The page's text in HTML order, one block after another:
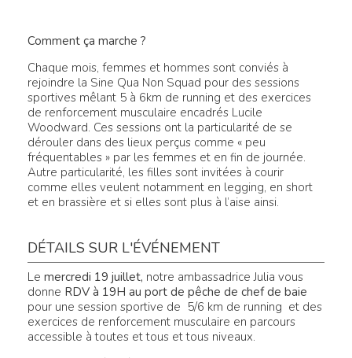
Comment ça marche ?
Chaque mois, femmes et hommes sont conviés à
rejoindre la Sine Qua Non Squad pour des sessions
sportives mêlant 5 à 6km de running et des exercices
de renforcement musculaire encadrés Lucile
Woodward. Ces sessions ont la particularité de se
dérouler dans des lieux perçus comme « peu
fréquentables » par les femmes et en fin de journée.
Autre particularité, les filles sont invitées à courir
comme elles veulent notamment en legging, en short
et en brassière et si elles sont plus à l’aise ainsi.
DÉTAILS SUR L'ÉVÉNEMENT
Le mercredi 19 juillet, notre ambassadrice Julia vous
donne RDV à 19H au port de pêche de chef de baie
pour une session sportive de 5/6 km de running et des
exercices de renforcement musculaire en parcours
accessible à toutes et tous et tous niveaux.